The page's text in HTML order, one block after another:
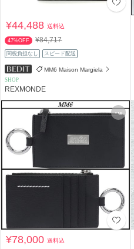
¥44,488送料込
47%OFF ¥84,717
関税負担なし スピード配送
MM6 Maison Margiela
SHOP
REXMONDE
¥78,000送料込